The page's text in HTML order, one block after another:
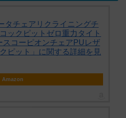
タチェアリクライニングチ
ックピットゼロ重力タイト
スコーピオンチェアPUレザ
ピット」に関する詳細を見
Amazon